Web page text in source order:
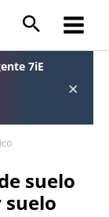
Main
7iE
×
suelo
suelo